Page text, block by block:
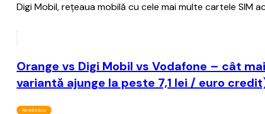
Digi Mobil, reţeaua mobilă cu cele mai multe cartele
Orange vs Digi Mobil vs Vodafone – cât
variantă ajunge la peste 7,1 lei / euro
Retelistica